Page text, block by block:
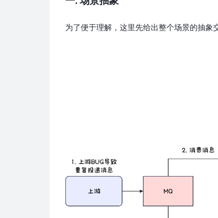
为了便于理解，这里先给出整个场景的抽象